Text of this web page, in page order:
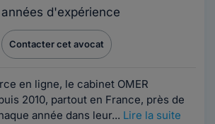
années d'expérience
Contacter cet avocat
en ligne, le cabinet OMER
2010, partout en France, près de
année dans leur... Lire la suite